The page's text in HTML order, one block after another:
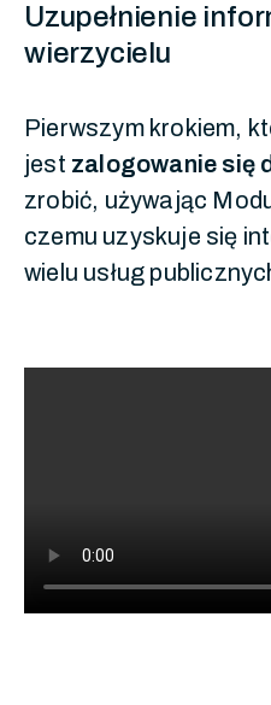
Uzupełnienie
wierzycielu
Pierwszym krokiem,
jest zalogowanie się
zrobić, używając
czemu uzyskuje się
wielu usług